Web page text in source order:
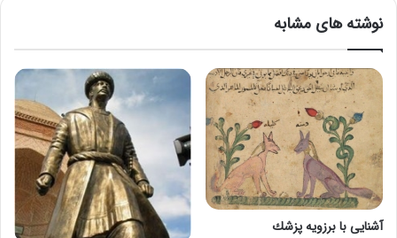
نوشته های مشابه
آشنایی با برزویه پزشك